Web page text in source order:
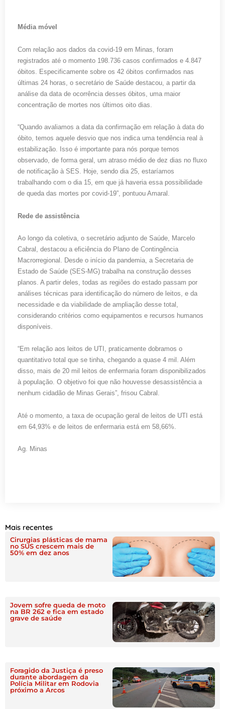
Média móvel
Com relação aos dados da covid-19 em Minas, foram
registrados até o momento 198.736 casos confirmados e 4.847
óbitos. Especificamente sobre os 42 óbitos confirmados nas
últimas 24 horas, o secretário de Saúde destacou, a partir da
análise da data de ocorrência desses óbitos, uma maior
concentração de mortes nos últimos oito dias.
“Quando avaliamos a data da confirmação em relação à data do
óbito, temos aquele desvio que nos indica uma tendência real à
estabilização. Isso é importante para nós porque temos
observado, de forma geral, um atraso médio de dez dias no fluxo
de notificação à SES. Hoje, sendo dia 25, estaríamos
trabalhando com o dia 15, em que já haveria essa possibilidade
de queda das mortes por covid-19”, pontuou Amaral.
Rede de assistência
Ao longo da coletiva, o secretário adjunto de Saúde, Marcelo
Cabral, destacou a eficiência do Plano de Contingência
Macrorregional. Desde o início da pandemia, a Secretaria de
Estado de Saúde (SES-MG) trabalha na construção desses
planos. A partir deles, todas as regiões do estado passam por
análises técnicas para identificação do número de leitos, e da
necessidade e da viabilidade de ampliação desse total,
considerando critérios como equipamentos e recursos humanos
disponíveis.
“Em relação aos leitos de UTI, praticamente dobramos o
quantitativo total que se tinha, chegando a quase 4 mil. Além
disso, mais de 20 mil leitos de enfermaria foram disponibilizados
à população. O objetivo foi que não houvesse desassistência a
nenhum cidadão de Minas Gerais”, frisou Cabral.
Até o momento, a taxa de ocupação geral de leitos de UTI está
em 64,93% e de leitos de enfermaria está em 58,66%.
Ag. Minas
Mais recentes
Cirurgias plásticas de mama
no SUS crescem mais de
50% em dez anos
Jovem sofre queda de moto
na BR 262 e fica em estado
grave de saúde
Foragido da Justiça é preso
durante abordagem da
Polícia Militar em Rodovia
próximo a Arcos